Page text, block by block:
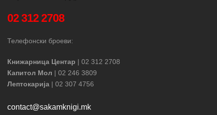
02 312 2708
Телефонски броеви:
Книжарница Центар | 02 312 2708
Капитол Мол | 02 246 3809
Лептокарија | 02 307 4756
contact@sakamknigi.mk